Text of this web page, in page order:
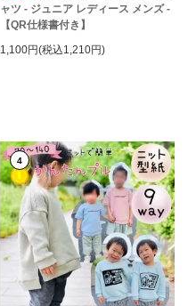
ャツ - ジュニア レディース メンズ -
【QR仕様書付き】
1,100円(税込1,210円)
4